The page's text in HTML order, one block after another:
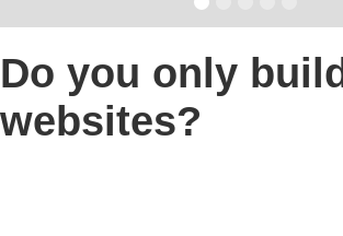
Do you only build
websites?